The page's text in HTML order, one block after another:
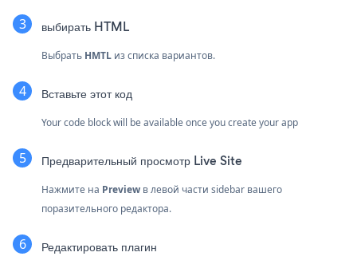
выбирать HTML
Выбрать HMTL из списка вариантов.
Вставьте этот код
Your code block will be available once you create your app
Предварительный просмотр Live Site
Нажмите на Preview в левой части sidebar вашего
поразительного редактора.
Редактировать плагин